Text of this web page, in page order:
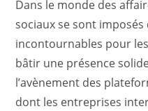
Dans le monde des
sociaux se sont
incontournables pour
bâtir une présence
l’avènement des
dont les entreprises